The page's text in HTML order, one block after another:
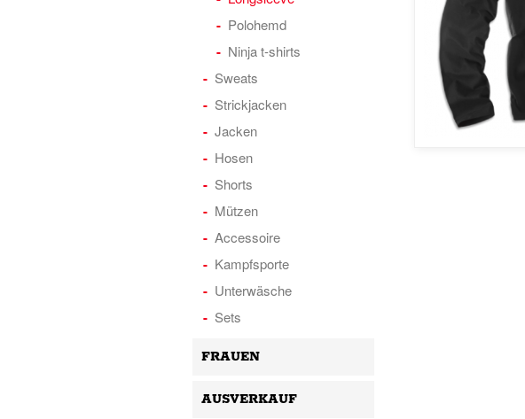
Polohemd
Ninja t-shirts
Sweats
Strickjacken
Jacken
Hosen
Shorts
Mützen
Accessoire
Kampfsporte
Unterwäsche
Sets
FRAUEN
AUSVERKAUF